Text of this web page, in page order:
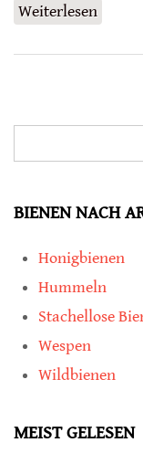
Weiterlesen
BIENEN NACH
Honigbienen
Hummeln
Stachellose
Wespen
Wildbienen
MEIST GELESEN